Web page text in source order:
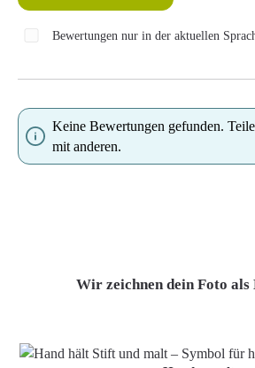
Bewertungen nur in der aktuellen
Keine Bewertungen gefunden.
mit anderen.
Wir zeichnen dein Foto